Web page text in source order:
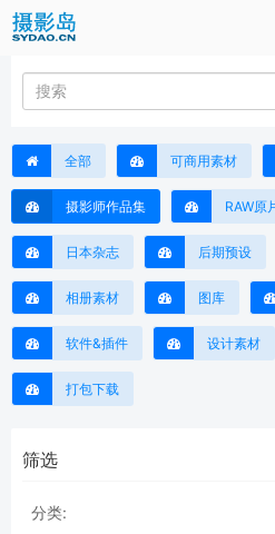
全部 可商用素材
摄影师作品集 RAW原
日本杂志 后期预设
相册素材 图库
软件&插件 设计素材
打包下载
筛选
分类: